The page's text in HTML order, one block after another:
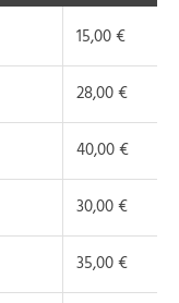
15,00 €
28,00 €
40,00 €
30,00 €
35,00 €